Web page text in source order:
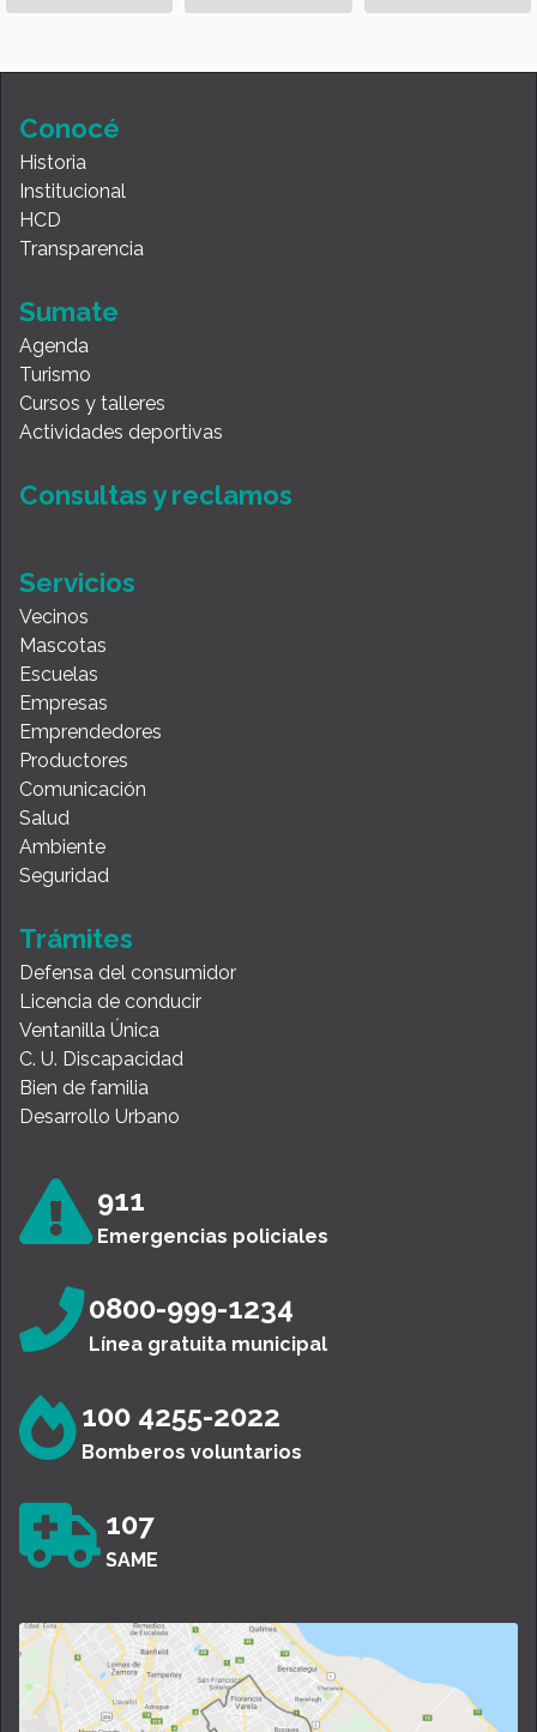
Conocé
Historia
Institucional
HCD
Transparencia
Sumate
Agenda
Turismo
Cursos y talleres
Actividades deportivas
Consultas y reclamos
Servicios
Vecinos
Mascotas
Escuelas
Empresas
Emprendedores
Productores
Comunicación
Salud
Ambiente
Seguridad
Trámites
Defensa del consumidor
Licencia de conducir
Ventanilla Única
C. U. Discapacidad
Bien de familia
Desarrollo Urbano
911
Emergencias policiales
0800-999-1234
Línea gratuita municipal
100 4255-2022
Bomberos voluntarios
107
SAME